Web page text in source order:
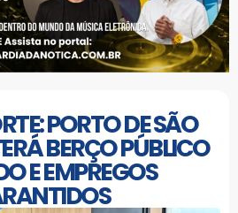
PORTO DE SÃO
BERÇO PÚBLICO
E EMPREGOS